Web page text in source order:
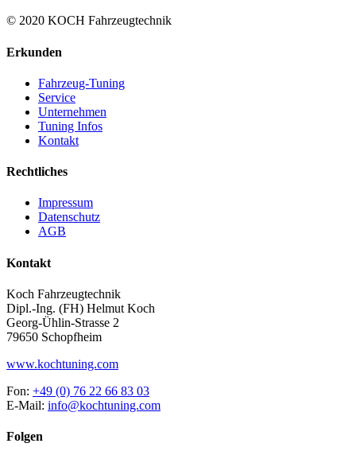
© 2020 KOCH Fahrzeugtechnik
Erkunden
Fahrzeug-Tuning
Service
Unternehmen
Tuning Infos
Kontakt
Rechtliches
Impressum
Datenschutz
AGB
Kontakt
Koch Fahrzeugtechnik
Dipl.-Ing. (FH) Helmut Koch
Georg-Ühlin-Strasse 2
79650 Schopfheim
www.kochtuning.com
Fon: +49 (0) 76 22 66 83 03
E-Mail: info@kochtuning.com
Folgen